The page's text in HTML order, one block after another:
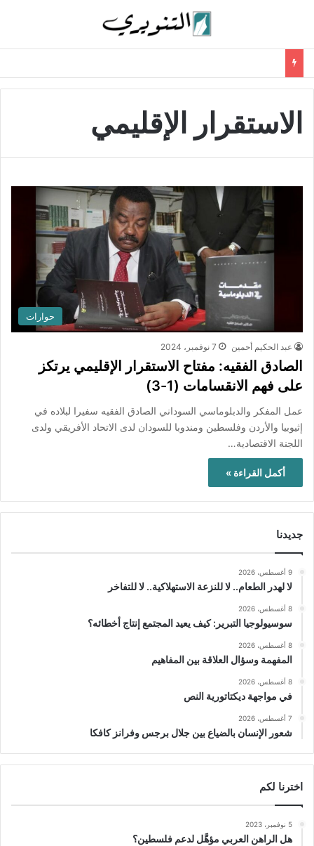
الاستقرار الإقليمي
حوارات
عبد الحكيم أحمين 7 نوفمبر، 2024
الصادق الفقيه: مفتاح الاستقرار الإقليمي يرتكز
على فهم الانقسامات (1-3)
عمل المفكر والدبلوماسي السوداني الصادق الفقيه سفيرا لبلاده في
إثيوبيا والأردن وفلسطين ومندوبا للسودان لدى الاتحاد الأفريقي ولدى
اللجنة الاقتصادية…
أكمل القراءة »
جديدنا
9 أغسطس، 2026
لا لهدر الطعام.. لا للنزعة الاستهلاكية.. لا للتفاخر
8 أغسطس، 2026
سوسيولوجيا التبرير: كيف يعيد المجتمع إنتاج أخطائه؟
8 أغسطس، 2026
المفهمة وسؤال العلاقة بين المفاهيم
8 أغسطس، 2026
في مواجهة ديكتاتورية النص
7 أغسطس، 2026
شعور الإنسان بالضياع بين جلال برجس وفرانز كافكا
اخترنا لكم
5 نوفمبر، 2023
هل الراهن العربي مؤهَّل لدعم فلسطين؟